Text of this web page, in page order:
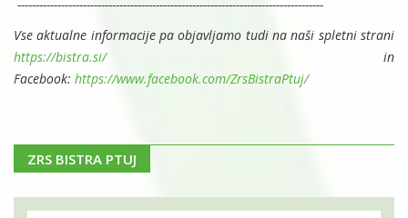
------------------------------------------------------------------------------------
Vse aktualne informacije pa objavljamo tudi na naši spletni strani
https://bistra.si/in
Facebook: https://www.facebook.com/ZrsBistraPtuj/
ZRS BISTRA PTUJ